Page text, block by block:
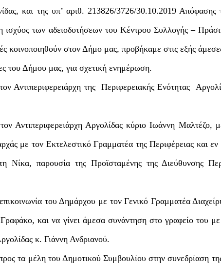
και της υπ’ αριθ. 213826/3726/30.10.2019 Απόφασης
ισχύος των αδειοδοτήσεων του Κέντρου Συλλογής –
κοινοποιηθούν στον Δήμο μας, προβήκαμε στις εξής
του Δήμου μας, για σχετική ενημέρωση.
Αντιπεριφερειάρχη της
Περιφερειακής Ενότητας
Αντιπεριφερειάρχη Αργολίδας κύριο Ιωάννη Μαλτέζο,
με τον Εκτελεστικό Γραμματέα της Περιφέρειας και εν
Νίκα, παρουσία της Προϊσταμένης της Διεύθυνσης
του Δημάρχου με τον Γενικό Γραμματέα
και να γίνει άμεσα συνάντηση στο γραφείο του με
κ. Γιάννη Ανδριανού.
τα μέλη του Δημοτικού Συμβουλίου στην συνεδρίαση